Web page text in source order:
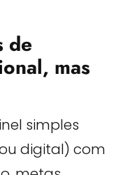
de
mas
simples
digital) com